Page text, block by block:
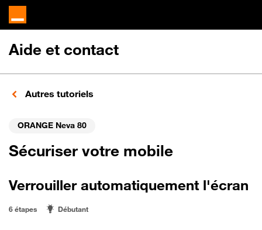
Aide et contact
Autres tutoriels
ORANGE Neva 80
Sécuriser votre mobile
Verrouiller automatiquement l'écran
6 étapes Débutant